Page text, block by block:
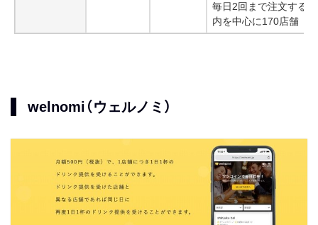
毎日2回まで注文する
内を中心に170店舗
welnomi（ウェルノミ）